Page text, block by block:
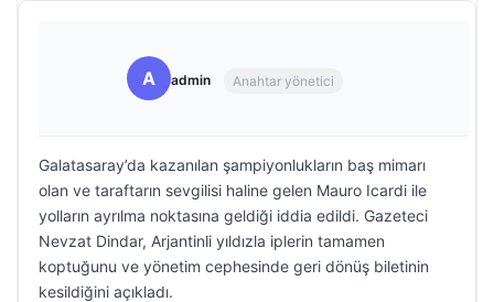
A admin Anahtar yönetici
Galatasaray’da kazanılan şampiyonlukların baş mimarı
olan ve taraftarın sevgilisi haline gelen Mauro Icardi ile
yolların ayrılma noktasına geldiği iddia edildi. Gazeteci
Nevzat Dindar, Arjantinli yıldızla iplerin tamamen
koptuğunu ve yönetim cephesinde geri dönüş biletinin
kesildiğini açıkladı.